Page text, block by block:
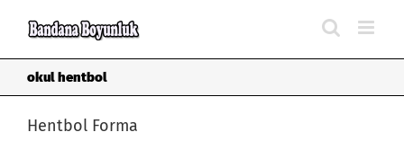
okul hentbol
Hentbol Forma